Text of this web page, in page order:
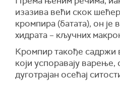
изазива већи скок
кромпира (батата), он је
хидрата – кључних
Кромпир такође садржи
који успоравају варење,
дуготрајан осећај